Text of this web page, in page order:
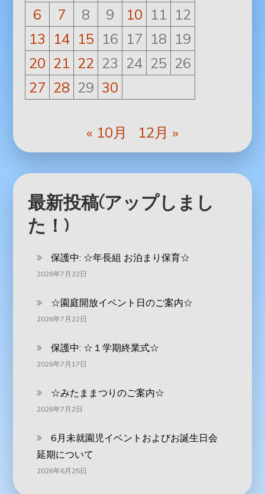
6
7 8 9 10 11 12
13 14 15 16 17 18 19
20 21 22 23 24 25 26
27 28 29 30
« 10月 12月 »
最新投稿(アップしまし
た！)
保護中: ‪☆年長組 お泊まり保育☆
2026年7月22日
☆園庭開放イベント日のご案内☆
2026年7月22日
保護中: ☆１学期終業式☆
2026年7月17日
☆みたままつりのご案内☆
2026年7月2日
6月未就園児イベントおよびお誕生日会
延期について
2026年6月25日